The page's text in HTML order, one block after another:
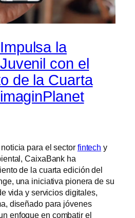
la
con el
de la Cuarta
para el sector fintech y
CaixaBank ha
de la cuarta edición del
una iniciativa pionera de su
vida y servicios digitales,
diseñado para jóvenes
enfoque en combatir el